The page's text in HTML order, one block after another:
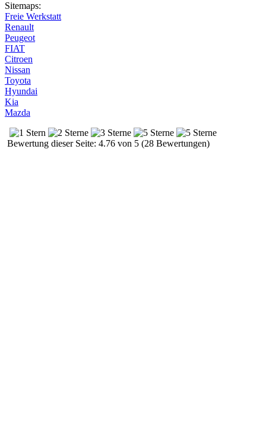
Sitemaps:
Freie Werkstatt
Renault
Peugeot
FIAT
Citroen
Nissan
Toyota
Hyundai
Kia
Mazda
Bewertung dieser Seite: 4.76 von 5 (28 Bewertungen)